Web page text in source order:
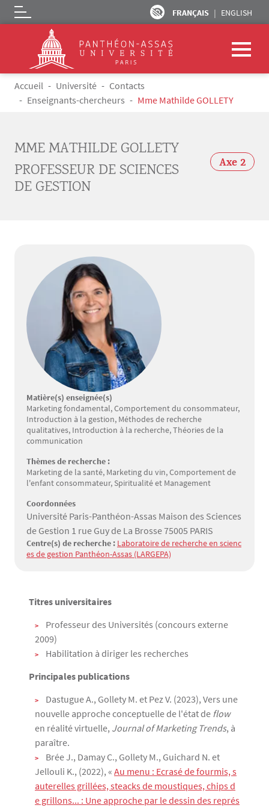
Aller au contenu principal
FRANÇAIS ENGLISH
Logo
Fil d'Ariane
Accueil Université
Contacts
Enseignants-chercheurs
Mme Mathilde GOLLETY
MME MATHILDE GOLLETY
PROFESSEUR DE SCIENCES
DE GESTION
Axe 2
Matière(s) enseignée(s)
Marketing fondamental, Comportement du consommateur,
Introduction à la gestion, Méthodes de recherche
qualitatives, Introduction à la recherche, Théories de la
communication
Thèmes de recherche :
Marketing de la santé, Marketing du vin, Comportement de
l'enfant consommateur, Spiritualité et Management
Coordonnées
Université Paris-Panthéon-Assas Maison des Sciences
de Gestion 1 rue Guy de La Brosse 75005 PARIS
Centre(s) de recherche : Laboratoire de recherche en scienc
es de gestion Panthéon-Assas (LARGEPA)
Texte
Titres universitaires
Professeur des Universités (concours externe
2009)
Habilitation à diriger les recherches
Principales publications
Dastugue A., Gollety M. et Pez V. (2023), Vers une
nouvelle approche conceptuelle de l'état de flow
en réalité virtuelle, Journal of Marketing Trends, à
paraître.
Brée J., Damay C., Gollety M., Guichard N. et
Jellouli K., (2022), « Au menu : Ecrasé de fourmis, s
auterelles grillées, steacks de moustiques, chips d
e grillons... : Une approche par le dessin des représ